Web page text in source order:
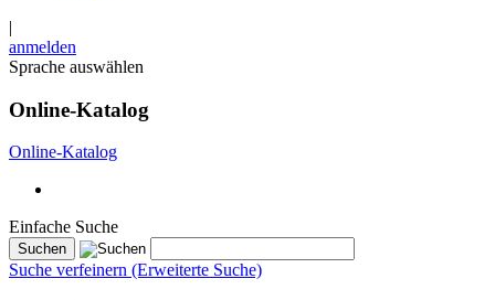
|
anmelden
Sprache auswählen
Online-Katalog
Online-Katalog
Einfache Suche
Suche verfeinern (Erweiterte Suche)